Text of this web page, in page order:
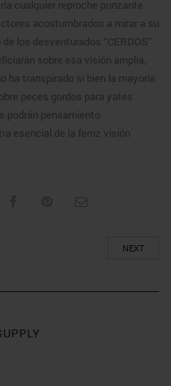
cualquier reproche punzante
acostumbrados a mirar a su
los desventurados “CERDOS”
sobre esa visión amplia,
ha transpirado si bien la mayorí­a
peces gordos para yates
podrán pensamiento
esencial de la feroz visión
NEXT